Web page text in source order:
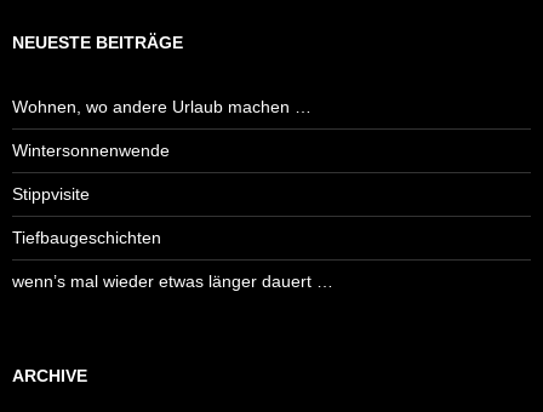
NEUESTE BEITRÄGE
Wohnen, wo andere Urlaub machen …
Wintersonnenwende
Stippvisite
Tiefbaugeschichten
wenn’s mal wieder etwas länger dauert …
ARCHIVE